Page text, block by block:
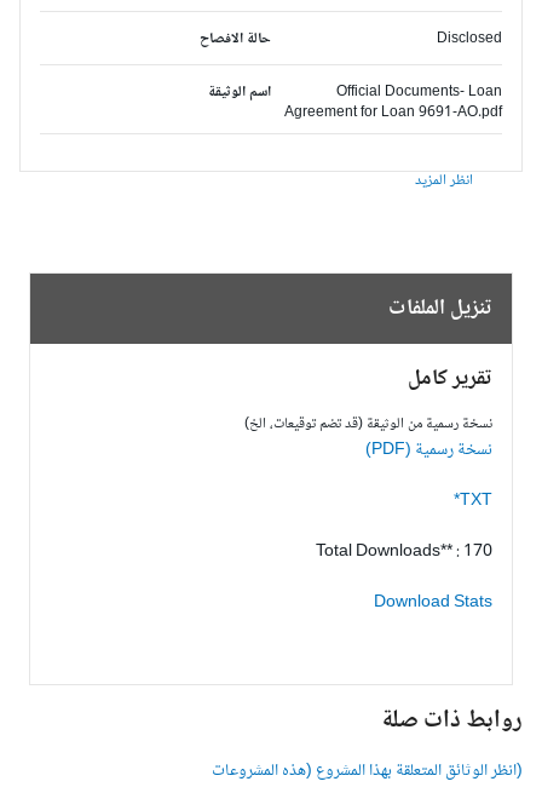
حالة الافصاح Disclosed
اسم الوثيقة
Official Documents- Loan
Agreement for Loan 9691-AO.pdf
انظر المزيد
تنزيل الملفات
تقرير كامل
نسخة رسمية من الوثيقة (قد تضم توقيعات، الخ)
نسخة رسمية (PDF)
TXT*
Total Downloads** : 170
Download Stats
روابط ذات صلة
(انظر الوثائق المتعلقة بهذا المشروع (هذه المشروعات